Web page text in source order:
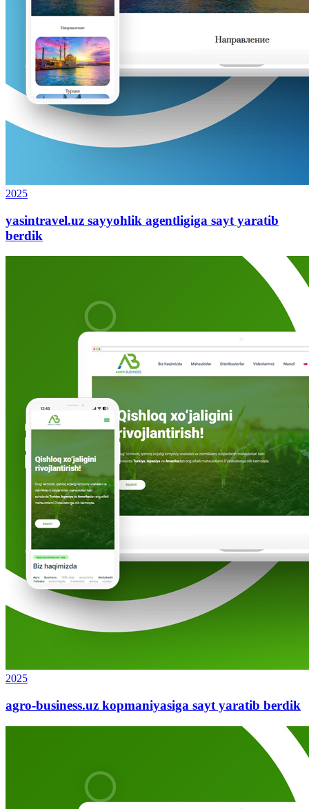
2025
yasintravel.uz sayyohlik agentligiga sayt yaratib
berdik
2025
agro-business.uz kopmaniyasiga sayt yaratib berdik